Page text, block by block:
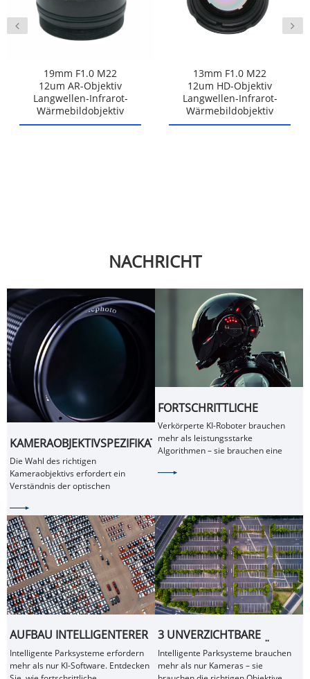
19mm F1.0 M22
12um AR-Objektiv
Langwellen-Infrarot-
Wärmebildobjektiv
13mm F1.0 M22
12um HD-Objektiv
Langwellen-Infrarot-
Wärmebildobjektiv
NACHRICHT
KAMERAOBJEKTIVSPEZIFIKATIONEN
VERSTEHEN: EIN
VOLLSTÄNDIGER
LEITFADEN FÜR
INGENIEURE
Die Wahl des richtigen
Kameraobjektivs erfordert ein
Verständnis der optischen
Ingenieure ausgerichtete Leitfaden
erläutert Brennweite, Blende,
Sichtfeld, Verzerrung, MTF und
andere wichtige Parameter.
FORTSCHRITTLICHE
FÜR VERKÖRPERTE KI-
ROBOTER: ERMÖGLICHT
INTELLIGENTERES
Verkörperte KI-Roboter brauchen
mehr als leistungsstarke
Algorithmen – sie brauchen eine
Entdecken Sie, wie fortschrittliche
verbessern.
AUFBAU INTELLIGENTERER
PARKSYSTEME MIT
FORTSCHRITTLICHER
KAMERALINSENTECHNOLOGIE
Intelligente Parksysteme erfordern
mehr als nur KI-Software. Entdecken
3 UNVERZICHTBARE
KAMERAOBJEKTIVE FÜR
INTELLIGENTE
Intelligente Parksysteme brauchen
mehr als nur Kameras – sie